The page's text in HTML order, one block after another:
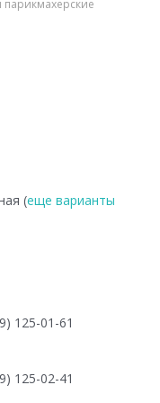
(еще варианты
125-01-61
125-02-41